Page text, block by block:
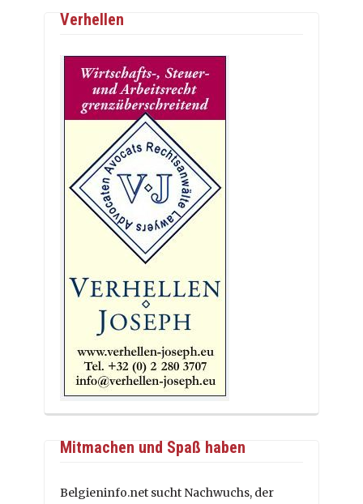
Verhellen
Mitmachen und Spaß haben
Belgieninfo.net sucht Nachwuchs, der